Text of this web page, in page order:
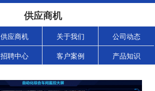
供应商机
供应商机 关于我们 公司动态
招聘中心 客户案例 产品知识